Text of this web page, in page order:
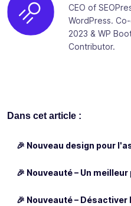
CEO of
WordPress.
2023 & WP
Contributor.
Dans cet article :
🎉 Nouveau design pour
🎉 Nouveauté – Un
🎉 Nouveauté –